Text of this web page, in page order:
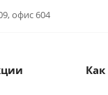
офис 604
Как